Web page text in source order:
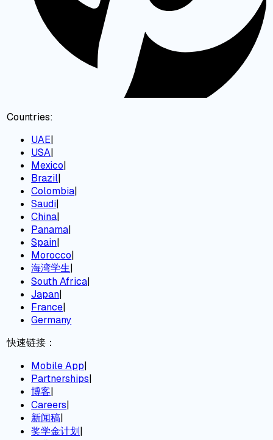
Countries:
UAE|
USA|
Mexico|
Brazil|
Colombia|
Saudi|
China|
Panama|
Spain|
Morocco|
海湾学生|
South Africa|
Japan|
France|
Germany
快速链接：
Mobile App|
Partnerships|
博客|
Careers|
新闻稿|
奖学金计划|